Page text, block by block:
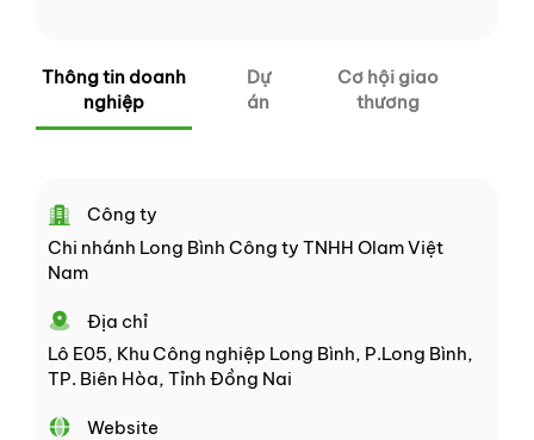
Thông tin doanh
nghiệp
Dự
án
Cơ hội giao
thương
Công ty
Chi nhánh Long Bình Công ty TNHH Olam Việt
Nam
Địa chỉ
Lô E05, Khu Công nghiệp Long Bình, P.Long Bình,
TP. Biên Hòa, Tỉnh Đồng Nai
Website